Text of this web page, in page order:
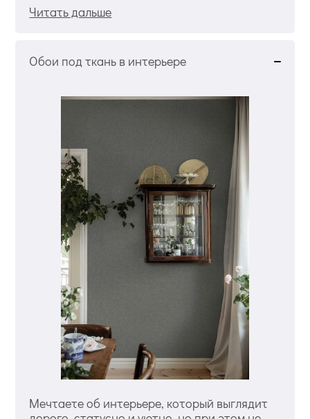
Читать дальше
Обои под ткань в интерьере
Мечтаете об интерьере, который выглядит